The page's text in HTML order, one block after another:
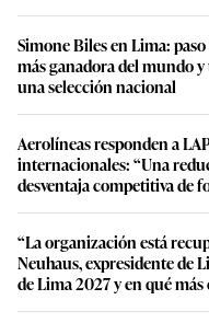
Simone Biles en Lima:
más ganadora del mundo
una selección nacional
Aerolíneas responden a
internacionales: “Una
desventaja competitiva de
“La organización está
Neuhaus, expresidente de
de Lima 2027 y en qué